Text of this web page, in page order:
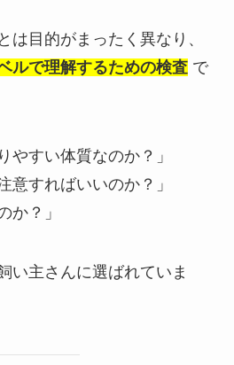
は目的がまったく異なり、
ルで理解するための検査で
やすい体質なのか？」
意すればいいのか？」
か？」
い主さんに選ばれていま